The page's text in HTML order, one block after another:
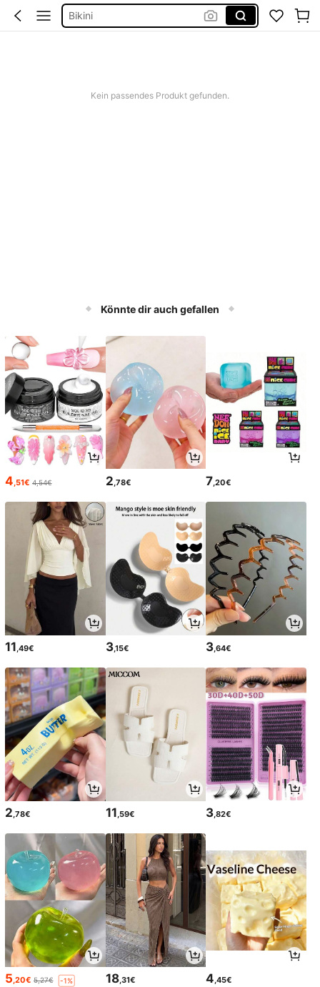
Kleid Baumwolle
Kein passendes Produkt gefunden.
Könnte dir auch gefallen
4 ,51€ 4,54€ 2 ,78€ 7 ,20€
11,49€ 3,15€ 3,64€
2,78€ 11,59€ 3,82€
5,20€ 5,27€ -1% 18,31€ 4,45€